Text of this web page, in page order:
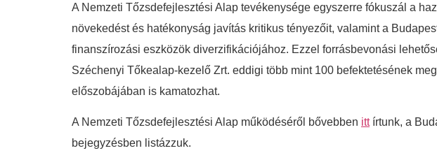
A Nemzeti Tőzsdefejlesztési Alap tevékenysége egyszerre fókuszál a
növekedést és hatékonyság javítás kritikus tényezőit, valamint a
finanszírozási eszközök diverzifikációjához. Ezzel forrásbevonási
Széchenyi Tőkealap-kezelő Zrt. eddigi több mint 100 befektetésének
előszobájában is kamatozhat.
A Nemzeti Tőzsdefejlesztési Alap működéséről bővebben ittírtunk, a
bejegyzésben listázzuk.